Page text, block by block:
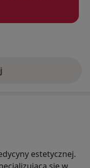
estetycznej.